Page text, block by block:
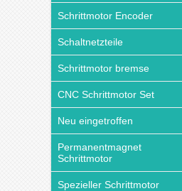
Schrittmotor Encoder
Schaltnetzteile
Schrittmotor bremse
CNC Schrittmotor Set
Neu eingetroffen
Permanentmagnet
Schrittmotor
Spezieller Schrittmotor